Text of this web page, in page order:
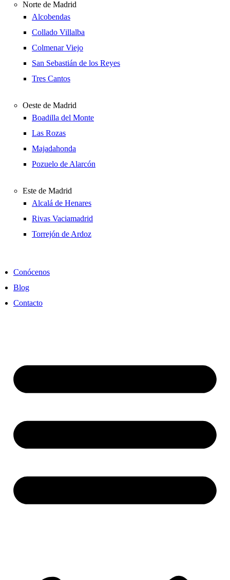
Norte de Madrid
Alcobendas
Collado Villalba
Colmenar Viejo
San Sebastián de los Reyes
Tres Cantos
Oeste de Madrid
Boadilla del Monte
Las Rozas
Majadahonda
Pozuelo de Alarcón
Este de Madrid
Alcalá de Henares
Rivas Vaciamadrid
Torrejón de Ardoz
Conócenos
Blog
Contacto